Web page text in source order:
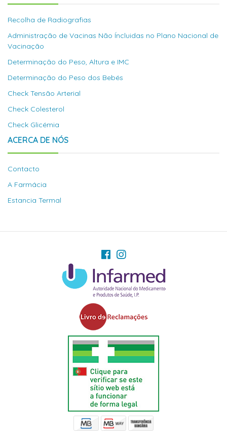
Recolha de Radiografias
Administração de Vacinas Não Íncluidas no Plano Nacional de
Vacinação
Determinação do Peso, Altura e IMC
Determinação do Peso dos Bebés
Check Tensão Arterial
Check Colesterol
Check Glicémia
ACERCA DE NÓS
Contacto
A Farmácia
Estancia Termal